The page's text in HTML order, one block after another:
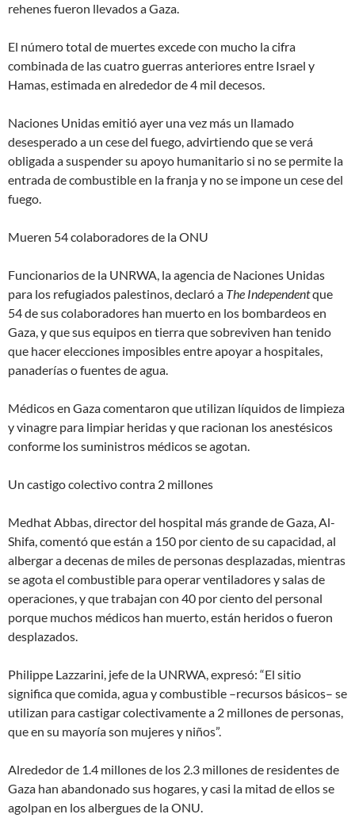
rehenes fueron llevados a Gaza.
El número total de muertes excede con mucho la cifra
combinada de las cuatro guerras anteriores entre Israel y
Hamas, estimada en alrededor de 4 mil decesos.
Naciones Unidas emitió ayer una vez más un llamado
desesperado a un cese del fuego, advirtiendo que se verá
obligada a suspender su apoyo humanitario si no se permite la
entrada de combustible en la franja y no se impone un cese del
fuego.
Mueren 54 colaboradores de la ONU
Funcionarios de la UNRWA, la agencia de Naciones Unidas
para los refugiados palestinos, declaró a The Independentque
54 de sus colaboradores han muerto en los bombardeos en
Gaza, y que sus equipos en tierra que sobreviven han tenido
que hacer elecciones imposiblesentre apoyar a hospitales,
panaderías o fuentes de agua.
Médicos en Gaza comentaron que utilizan líquidos de limpieza
y vinagre para limpiar heridas y que racionan los anestésicos
conforme los suministros médicos se agotan.
Un castigo colectivo contra 2 millones
Medhat Abbas, director del hospital más grande de Gaza, Al-
Shifa, comentó que están a 150 por ciento de su capacidad, al
albergar a decenas de miles de personas desplazadas, mientras
se agota el combustible para operar ventiladores y salas de
operaciones, y que trabajan con 40 por ciento del personal
porque muchos médicos han muerto, están heridos o fueron
desplazados.
Philippe Lazzarini, jefe de la UNRWA, expresó: “El sitio
significa que comida, agua y combustible –recursos básicos– se
utilizan para castigar colectivamente a 2 millones de personas,
que en su mayoría son mujeres y niños”.
Alrededor de 1.4 millones de los 2.3 millones de residentes de
Gaza han abandonado sus hogares, y casi la mitad de ellos se
agolpan en los albergues de la ONU.